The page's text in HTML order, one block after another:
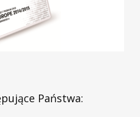
Państwa: